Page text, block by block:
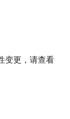
变更，请查看